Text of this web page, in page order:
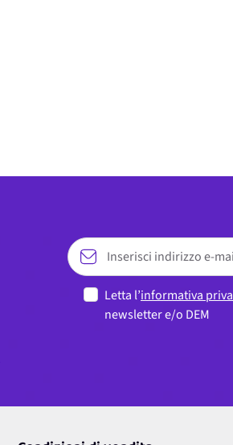
Letta l’informativa
newsletter e/o DEM